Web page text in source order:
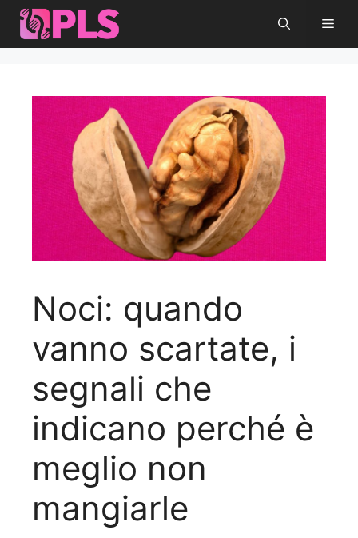
contenuto
Noci: quando
vanno scartate, i
segnali che
indicano perché è
meglio non
mangiarle